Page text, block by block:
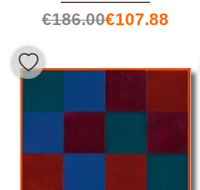
€186.00€107.88